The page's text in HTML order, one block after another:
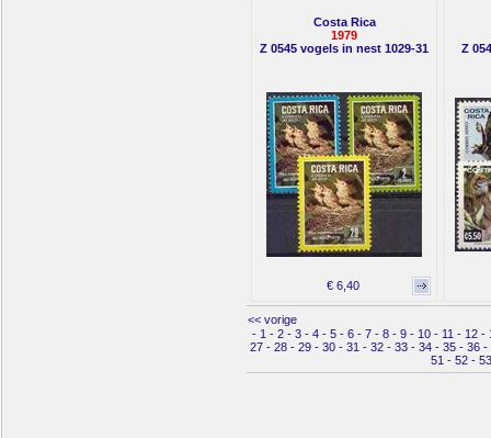
Costa Rica
1979
Z 0545 vogels in nest 1029-31
€ 6,40
Z
<< vorige
- 1 - 2- 3- 4- 5- 6- 7- 8- 9- 10- 11 - 12-
27- 28- 29- 30- 31 - 32- 33- 34- 35- 36-
51 - 52- 53